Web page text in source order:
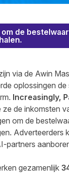
de
via de Awin
oplossingen de
Increasingly,
de inkomsten
om de
Adverteerders
partners
gezamenlijk